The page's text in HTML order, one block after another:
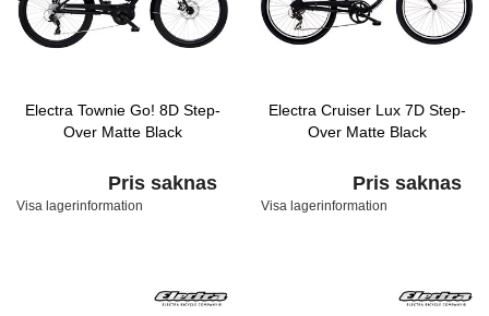
Electra Townie Go! 8D Step-
Over Matte Black
Pris saknas
Visa lagerinformation
Electra Cruiser Lux 7D Step-
Over Matte Black
Pris saknas
Visa lagerinformation